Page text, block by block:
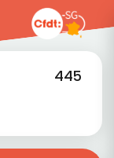
445